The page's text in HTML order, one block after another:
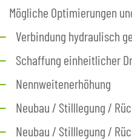
Mögliche Optimierungen
Verbindung hydraulisch
Schaffung einheitlicher
Nennweitenerhöhung
Neubau / Stilllegung /
Neubau / Stilllegung /